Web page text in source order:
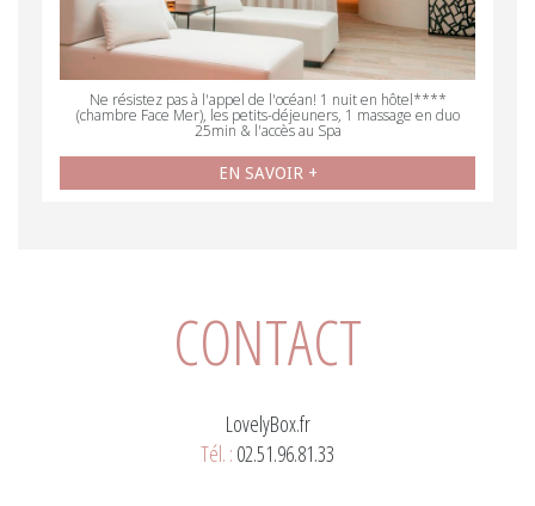
Ne résistez pas à l'appel de l'océan! 1 nuit en hôtel****
(chambre Face Mer), les petits-déjeuners, 1 massage en duo
25min & l'accès au Spa
EN SAVOIR +
CONTACT
LovelyBox.fr
Tél. : 02.51.96.81.33